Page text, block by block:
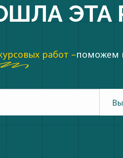
ЭТА
работ –поможем